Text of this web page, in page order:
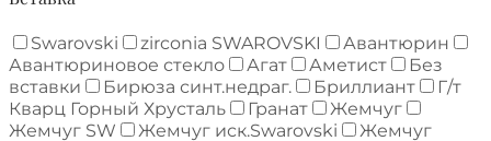
Swarovski zirconia SWAROVSKI
Авантюрин
Авантюриновое стекло
Агат Аметист
Без
вставки
Бирюза синт.недраг. Бриллиант
Г/т
Кварц Горный Хрусталь
Гранат
Жемчуг
Жемчуг SW
Жемчуг иск.Swarovski
Жемчуг